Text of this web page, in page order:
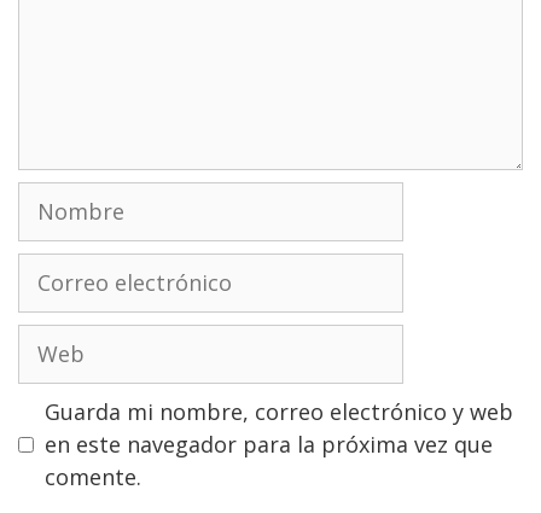
Nombre
electrónico
Guarda mi nombre, correo electrónico y web
en este navegador para la próxima vez que
comente.